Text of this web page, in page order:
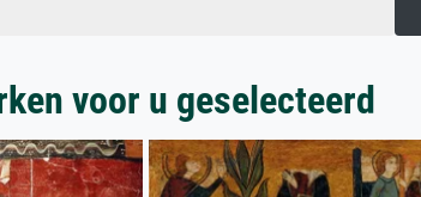
voor u geselecteerd